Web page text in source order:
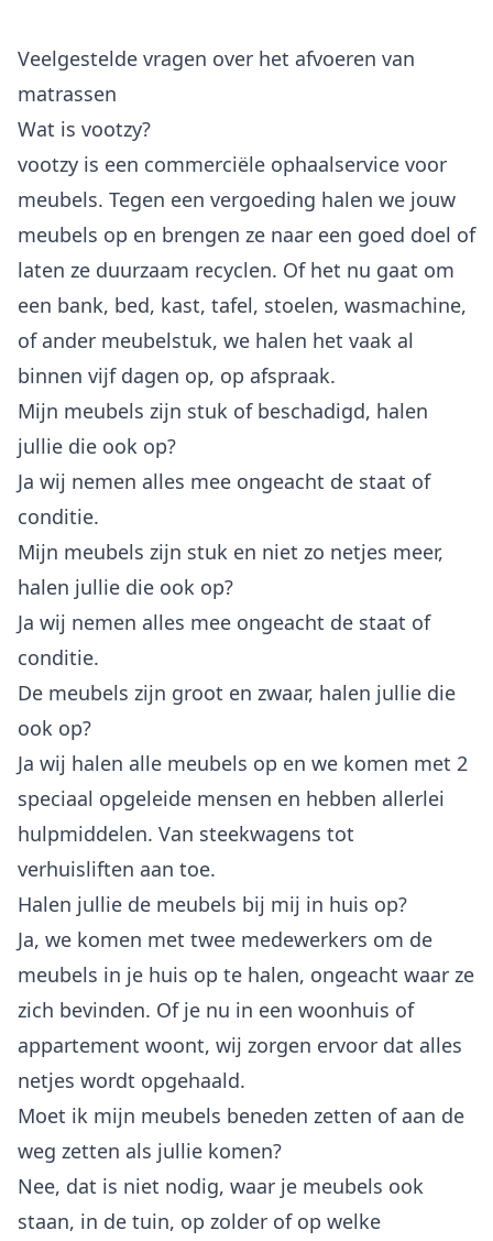
Veelgestelde vragen over het afvoeren van
matrassen
Wat is vootzy?
vootzy is een commerciële ophaalservice voor
meubels. Tegen een vergoeding halen we jouw
meubels op en brengen ze naar een goed doel of
laten ze duurzaam recyclen. Of het nu gaat om
een bank, bed, kast, tafel, stoelen, wasmachine,
of ander meubelstuk, we halen het vaak al
binnen vijf dagen op, op afspraak.
Mijn meubels zijn stuk of beschadigd, halen
jullie die ook op?
Ja wij nemen alles mee ongeacht de staat of
conditie.
Mijn meubels zijn stuk en niet zo netjes meer,
halen jullie die ook op?
Ja wij nemen alles mee ongeacht de staat of
conditie.
De meubels zijn groot en zwaar, halen jullie die
ook op?
Ja wij halen alle meubels op en we komen met 2
speciaal opgeleide mensen en hebben allerlei
hulpmiddelen. Van steekwagens tot
verhuisliften aan toe.
Halen jullie de meubels bij mij in huis op?
Ja, we komen met twee medewerkers om de
meubels in je huis op te halen, ongeacht waar ze
zich bevinden. Of je nu in een woonhuis of
appartement woont, wij zorgen ervoor dat alles
netjes wordt opgehaald.
Moet ik mijn meubels beneden zetten of aan de
weg zetten als jullie komen?
Nee, dat is niet nodig, waar je meubels ook
staan, in de tuin, op zolder of op welke